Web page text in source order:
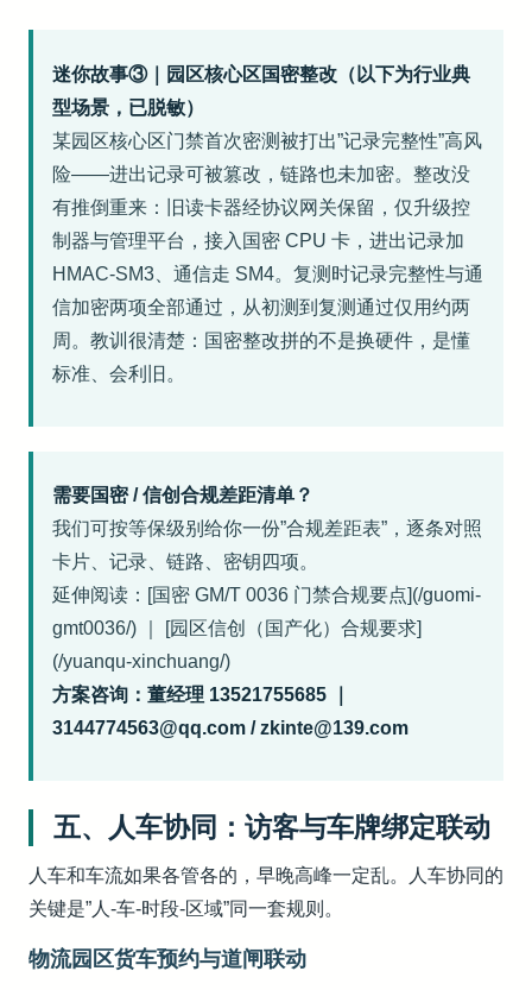
迷你故事③｜园区核心区国密整改（以下为行业典
型场景，已脱敏）
某园区核心区门禁首次密测被打出”记录完整性”高风
险——进出记录可被篡改，链路也未加密。整改没
有推倒重来：旧读卡器经协议网关保留，仅升级控
制器与管理平台，接入国密 CPU 卡，进出记录加
HMAC-SM3、通信走 SM4。复测时记录完整性与通
信加密两项全部通过，从初测到复测通过仅用约两
周。教训很清楚：国密整改拼的不是换硬件，是懂
标准、会利旧。
需要国密 / 信创合规差距清单？
我们可按等保级别给你一份”合规差距表”，逐条对照
卡片、记录、链路、密钥四项。
延伸阅读：[国密 GM/T 0036 门禁合规要点](/guomi-
gmt0036/) ｜ [园区信创（国产化）合规要求]
(/yuanqu-xinchuang/)
方案咨询：董经理 13521755685 ｜
3144774563@qq.com / zkinte@139.com
五、人车协同：访客与车牌绑定联动
人车和车流如果各管各的，早晚高峰一定乱。人车协同的
关键是”人-车-时段-区域”同一套规则。
物流园区货车预约与道闸联动